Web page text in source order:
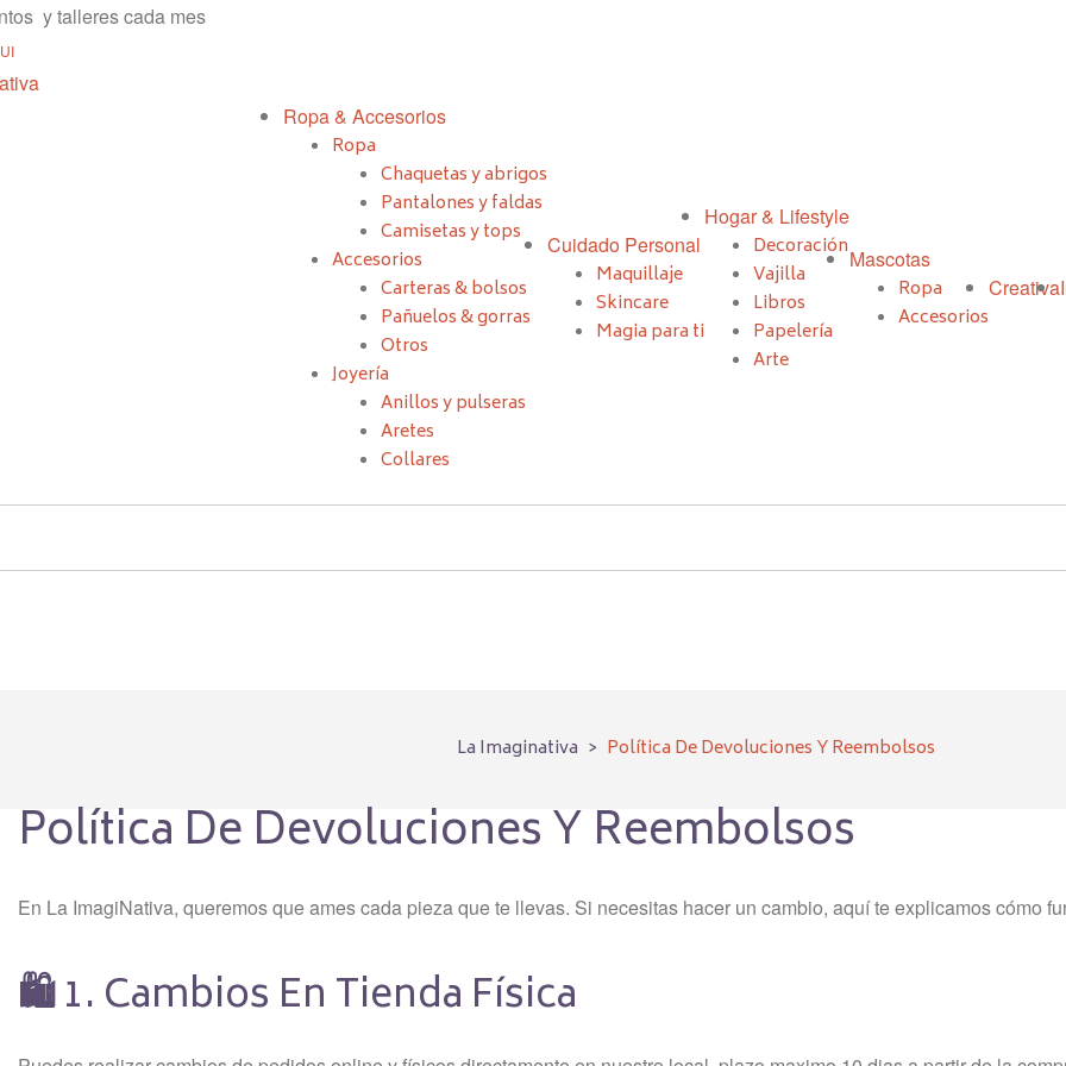
y talleres cada mes
Ropa & Accesorios
Ropa
Chaquetas y abrigos
Pantalones y faldas
Camisetas y tops
Accesorios
Carteras & bolsos
Pañuelos & gorras
Otros
Joyería
Anillos y pulseras
Aretes
Collares
Cuidado Personal
Maquillaje
Skincare
Magia para ti
Hogar & Lifestyle
Decoración
Vajilla
Libros
Papelería
Arte
Mascotas
Ropa
Accesorios
Creativa
La Imaginativa > Política De Devoluciones Y Reembolsos
Política De Devoluciones Y Reembolsos
En La ImagiNativa, queremos que ames cada pieza que te llevas. Si necesitas hacer un cambio, aquí te explicamos cómo
🛍️1. Cambios En Tienda Física